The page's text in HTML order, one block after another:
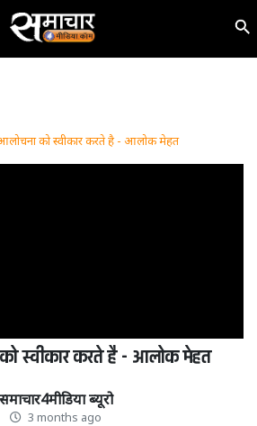
आलोचना को स्वीकार करते है - आलोक मेहत
स्वीकार करते है - आलोक मेहत
समाचार4मीडिया ब्यूरो
3 months ago